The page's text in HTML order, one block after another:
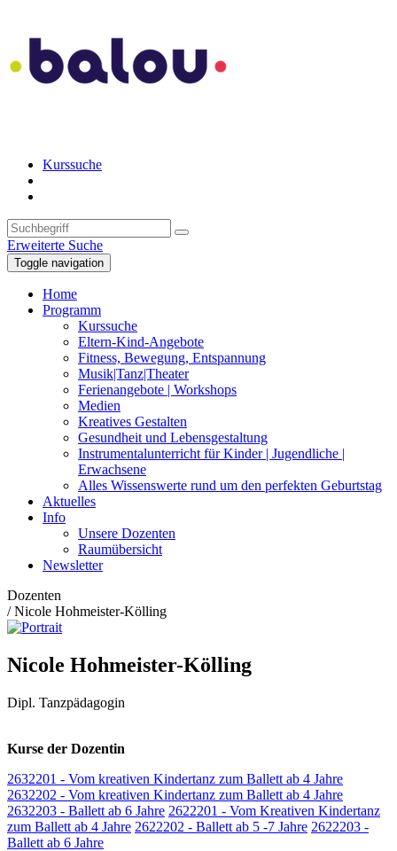
Kurssuche
Erweiterte Suche
Toggle navigation
Home
Programm
Kurssuche
Eltern-Kind-Angebote
Fitness, Bewegung, Entspannung
Musik|Tanz|Theater
Ferienangebote | Workshops
Medien
Kreatives Gestalten
Gesundheit und Lebensgestaltung
Instrumentalunterricht für Kinder | Jugendliche |
Erwachsene
Alles Wissenswerte rund um den perfekten Geburtstag
Aktuelles
Info
Unsere Dozenten
Raumübersicht
Newsletter
Dozenten
/Nicole Hohmeister-Kölling
Nicole Hohmeister-Kölling
Dipl. Tanzpädagogin
Kurse der Dozentin
2632201 - Vom kreativen Kindertanz zum Ballett ab 4 Jahre
2632202 - Vom kreativen Kindertanz zum Ballett ab 4 Jahre
2632203 - Ballett ab 6 Jahre 2622201 - Vom Kreativen Kindertanz
zum Ballett ab 4 Jahre 2622202 - Ballett ab 5 -7 Jahre 2622203 -
Ballett ab 6 Jahre